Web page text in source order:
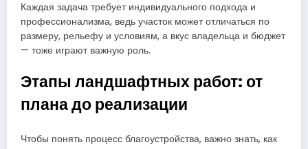
Каждая задача требует индивидуального подхода и
профессионализма, ведь участок может отличаться по
размеру, рельефу и условиям, а вкус владельца и бюджет
— тоже играют важную роль.
Этапы ландшафтных работ: от
плана до реализации
Чтобы понять процесс благоустройства, важно знать, как